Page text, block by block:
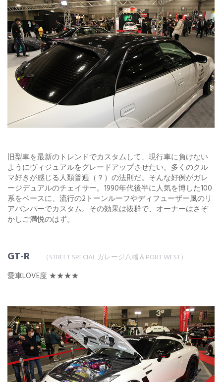
旧型車を最新のトレンドでカスタムして、現行車に負けない
ようにヴィジュアルをグレードアップさせたい。多くのクル
マ好きが感じる人類普遍（？）の法則だ。そんな好例がガレ
ージデュアルのチェイサー。1990年代後半に人気を博した100
系をベースに、流行の2トーンルーフやディフューザー風のリ
アバンパーでカスタム。その効果は抜群で、オーナーはさぞ
かしご満悦のはず。
GT-R （STREET SPECIAL ガレージ八幡＆PORT WEST）
愛車LOVE度 ★★★★